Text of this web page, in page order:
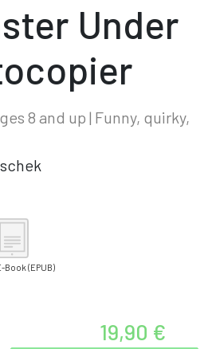
Under
8 and up | Funny, quirky,
Book (EPUB)
19,90 €